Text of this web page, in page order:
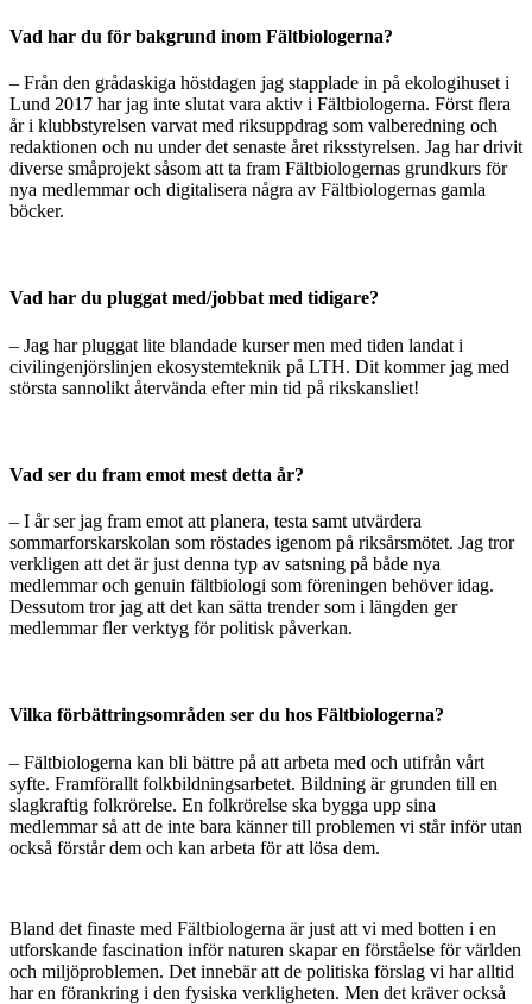
Vad har du för bakgrund inom Fältbiologerna?
– Från den grådaskiga höstdagen jag stapplade in på ekologihuset i
Lund 2017 har jag inte slutat vara aktiv i Fältbiologerna. Först flera
år i klubbstyrelsen varvat med riksuppdrag som valberedning och
redaktionen och nu under det senaste året riksstyrelsen. Jag har drivit
diverse småprojekt såsom att ta fram Fältbiologernas grundkurs för
nya medlemmar och digitalisera några av Fältbiologernas gamla
böcker.
Vad har du pluggat med/jobbat med tidigare?
– Jag har pluggat lite blandade kurser men med tiden landat i
civilingenjörslinjen ekosystemteknik på LTH. Dit kommer jag med
största sannolikt återvända efter min tid på rikskansliet!
Vad ser du fram emot mest detta år?
– I år ser jag fram emot att planera, testa samt utvärdera
sommarforskarskolan som röstades igenom på riksårsmötet. Jag tror
verkligen att det är just denna typ av satsning på både nya
medlemmar och genuin fältbiologi som föreningen behöver idag.
Dessutom tror jag att det kan sätta trender som i längden ger
medlemmar fler verktyg för politisk påverkan.
Vilka förbättringsområden ser du hos Fältbiologerna?
– Fältbiologerna kan bli bättre på att arbeta med och utifrån vårt
syfte. Framförallt folkbildningsarbetet. Bildning är grunden till en
slagkraftig folkrörelse. En folkrörelse ska bygga upp sina
medlemmar så att de inte bara känner till problemen vi står inför utan
också förstår dem och kan arbeta för att lösa dem.
Bland det finaste med Fältbiologerna är just att vi med botten i en
utforskande fascination inför naturen skapar en förståelse för världen
och miljöproblemen. Det innebär att de politiska förslag vi har alltid
har en förankring i den fysiska verkligheten. Men det kräver också